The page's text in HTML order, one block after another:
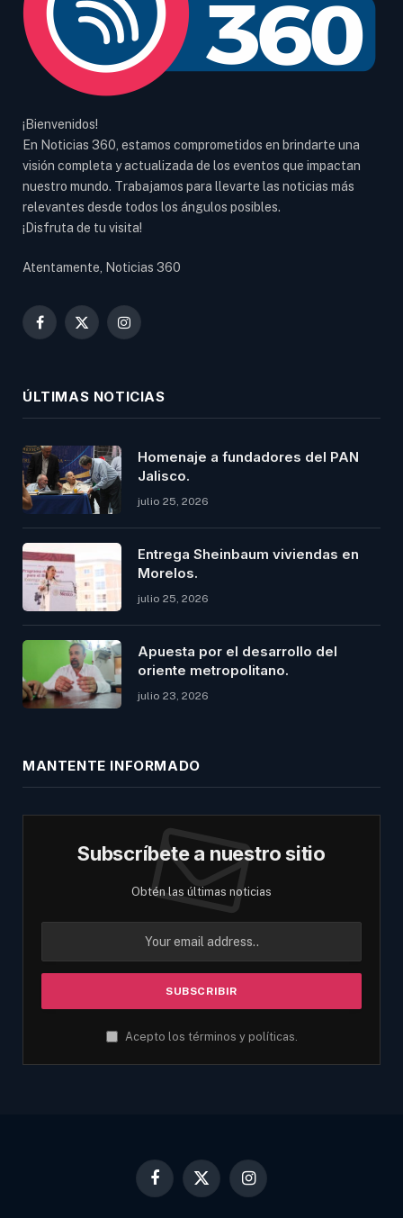
¡Bienvenidos!
En Noticias 360, estamos comprometidos en brindarte una
visión completa y actualizada de los eventos que impactan
nuestro mundo. Trabajamos para llevarte las noticias más
relevantes desde todos los ángulos posibles.
¡Disfruta de tu visita!
Atentamente, Noticias 360
Facebook
X
Instagram
ÚLTIMAS NOTICIAS
Homenaje a fundadores del PAN
Jalisco.
julio 25, 2026
Entrega Sheinbaum viviendas en
Morelos.
julio 25, 2026
Apuesta por el desarrollo del
oriente metropolitano.
julio 23, 2026
MANTENTE INFORMADO
Subscríbete a nuestro sitio
Obtén las últimas noticias
Acepto los términos y políticas.
Facebook
X
Instagram